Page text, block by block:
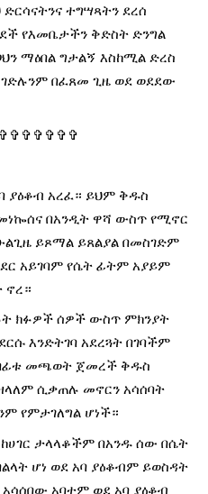
ተግሣጻትን ደረሰ
የእመቤታችን ቅድስት ድንግል
ማዕበል ግታልኝ እስከሚል ድረስ
ገድሉንም በፈጸመ ጊዜ ወደ ወደደው
ያዕቆብ አረፈ። ይህም ቅዱስ
በአንዲት ዋሻ ውስጥ የሚኖር
ይጾማል ይጸልያል በመስገድም
አይገባም የሴት ፊትም አያይም
ክፉዎች ሰዎች ውስጥ ምክንያት
እንድትገባ አደረጓት በገባችም
መጫወት ጀመረች ቅዱስ
ሲቃጠሉ መኖርን አሳሰባት
የምታገለግል ሆነች።
ታላላቆችም በአንዱ ሰው በሴት
ሆነ ወደ አባ ያዕቆብም ይወስዳት
አባቷም ወደ አባ ያዕቆብ